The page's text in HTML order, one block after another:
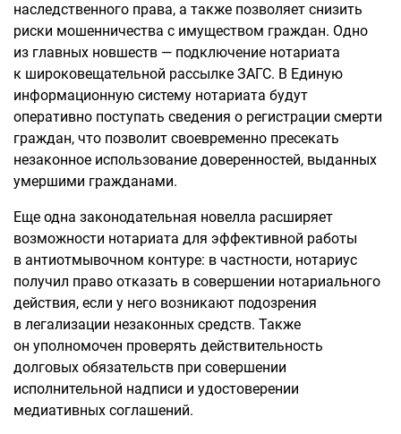
наследственного права, а также позволяет снизить
риски мошенничества с имуществом граждан. Одно
из главных новшеств — подключение нотариата
к широковещательной рассылке ЗАГС. В Единую
информационную систему нотариата будут
оперативно поступать сведения о регистрации смерти
граждан, что позволит своевременно пресекать
незаконное использование доверенностей, выданных
умершими гражданами.
Еще одна законодательная новелла расширяет
возможности нотариата для эффективной работы
в антиотмывочном контуре: в частности, нотариус
получил право отказать в совершении нотариального
действия, если у него возникают подозрения
в легализации незаконных средств. Также
он уполномочен проверять действительность
долговых обязательств при совершении
исполнительной надписи и удостоверении
медиативных соглашений.